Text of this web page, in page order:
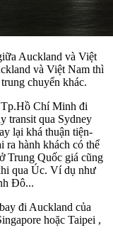
Auckland và Việt
và Việt Nam thì
chuyển khác.
Chí Minh đi
transit qua Sydney
lại khá thuận tiện-
ra hành khách có thể
Trung Quốc giá cũng
qua Úc. Ví dụ như
Đô...
đi Auckland của
hoặc Taipei ,